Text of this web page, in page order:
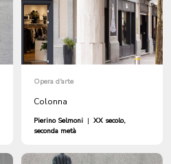
Opera d'arte
Colonna
Pierino Selmoni | XX secolo,
seconda metà